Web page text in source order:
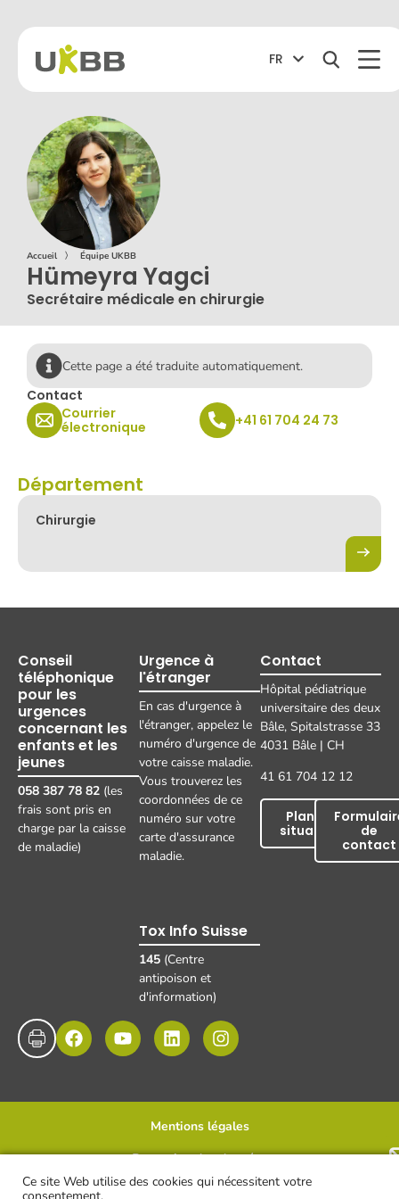
FR
Accueil 〉 Équipe UKBB
Hümeyra Yagci
Secrétaire médicale en chirurgie
Cette page a été traduite automatiquement.
Contact
Courrier
électronique
+41 61 704 24 73
Département
Chirurgie
Conseil
téléphonique
pour les
urgences
concernant les
enfants et les
jeunes
058 387 78 82 (les
frais sont pris en
charge par la caisse
de maladie)
Urgence à
l'étranger
En cas d'urgence à
l'étranger, appelez le
numéro d'urgence de
votre caisse maladie.
Vous trouverez les
coordonnées de ce
numéro sur votre
carte d'assurance
maladie.
Tox Info Suisse
145 (Centre
antipoison et
d'information)
Contact
Hôpital pédiatrique
universitaire des deux
Bâle, Spitalstrasse 33
4031 Bâle | CH
41 61 704 12 12
Plan de
situation
de
contact
Mentions légales
Protection des données
Disclaimer et clause de non-responsabilité